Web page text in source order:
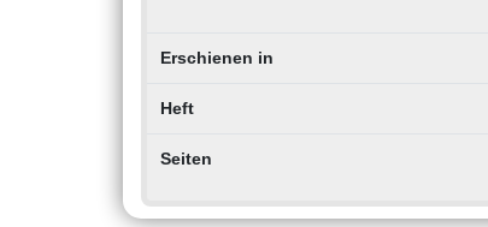
Erschienen in
Heft
Seiten